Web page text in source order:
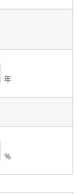
年
％